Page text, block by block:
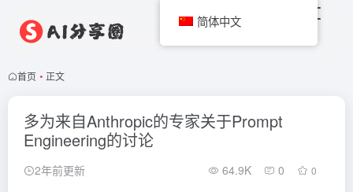
首页 • 正文
多为来自Anthropic的专家关于Prompt
Engineering的讨论
2年前更新 64.9K 0 0
简体中文